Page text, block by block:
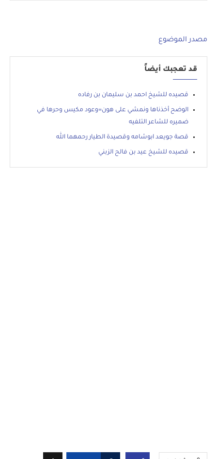
مصدر الموضوع
قد تعجبك أيضاً
قصيده للشيخ احمد بن سليمان بن رفاده
الوضح أخذناها ونمشي على هون=وعود مكيس وحرها في
ضميره للشاعر التلفيه
قصة جويعد ابوشامه وقصيدة الطيار رحمهما الله
قصيده للشيخ عيد بن فالح الزبني